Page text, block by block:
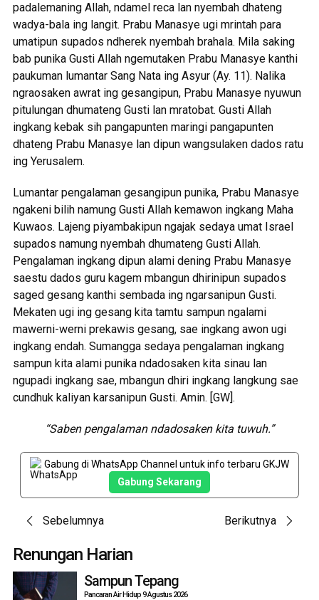
padalemaning Allah, ndamel reca lan nyembah dhateng
wadya-bala ing langit. Prabu Manasye ugi mrintah para
umatipun supados ndherek nyembah brahala. Mila saking
bab punika Gusti Allah ngemutaken Prabu Manasye kanthi
paukuman lumantar Sang Nata ing Asyur (Ay. 11). Nalika
ngraosaken awrat ing gesangipun, Prabu Manasye nyuwun
pitulungan dhumateng Gusti lan mratobat. Gusti Allah
ingkang kebak sih pangapunten maringi pangapunten
dhateng Prabu Manasye lan dipun wangsulaken dados ratu
ing Yerusalem.
Lumantar pengalaman gesangipun punika, Prabu Manasye
ngakeni bilih namung Gusti Allah kemawon ingkang Maha
Kuwaos. Lajeng piyambakipun ngajak sedaya umat Israel
supados namung nyembah dhumateng Gusti Allah.
Pengalaman ingkang dipun alami dening Prabu Manasye
saestu dados guru kagem mbangun dhirinipun supados
saged gesang kanthi sembada ing ngarsanipun Gusti.
Mekaten ugi ing gesang kita tamtu sampun ngalami
mawerni-werni prekawis gesang, sae ingkang awon ugi
ingkang endah. Sumangga sedaya pengalaman ingkang
sampun kita alami punika ndadosaken kita sinau lan
ngupadi ingkang sae, mbangun dhiri ingkang langkung sae
cundhuk kaliyan karsanipun Gusti. Amin. [GW].
“Saben pengalaman ndadosaken kita tuwuh.”
Gabung di WhatsApp Channel untuk info terbaru GKJW
Gabung Sekarang
Post
navigation
Sebelumnya Berikutnya
Renungan Harian
Sampun Tepang
Pancaran Air Hidup 9 Agustus 2026